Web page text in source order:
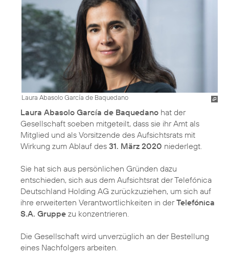
Laura Abasolo García de Baquedano
Laura Abasolo García de Baquedano hat der
Gesellschaft soeben mitgeteilt, dass sie ihr Amt als
Mitglied und als Vorsitzende des Aufsichtsrats mit
Wirkung zum Ablauf des 31. März 2020 niederlegt.
Sie hat sich aus persönlichen Gründen dazu
entschieden, sich aus dem Aufsichtsrat der Telefónica
Deutschland Holding AG zurückzuziehen, um sich auf
ihre erweiterten Verantwortlichkeiten in derTelefónica
S.A. Gruppe zu konzentrieren.
Die Gesellschaft wird unverzüglich an der Bestellung
eines Nachfolgers arbeiten.